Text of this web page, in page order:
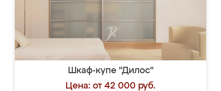
Шкаф-купе "Дилос"
Цена: от 42 000 руб.